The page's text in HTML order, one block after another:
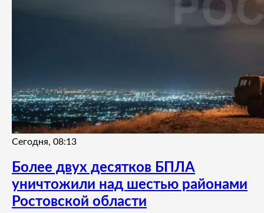
Сегодня, 08:13
Более двух десятков БПЛА
уничтожили над шестью районами
Ростовской области